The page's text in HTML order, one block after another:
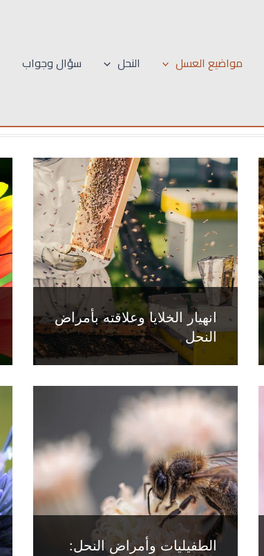
مواضيع العسل النحل سؤال وجواب
انهيار الخلايا وعلاقته بأمراض
النحل
الطفيليات وأمراض النحل: